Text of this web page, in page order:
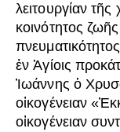
λειτουργίαν τῆς
κοινότητος
ἐν Ἁγίοις
Ἰωάννης ὁ
οἰκογένειαν
οἰκογένειαν